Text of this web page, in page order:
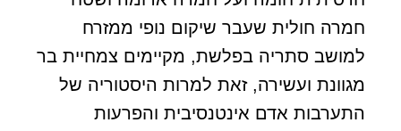
חמרה חולית שעבר שיקום נופי ממזרח
למושב סתריה בפלשת, מקיימים צמחיית בר
מגוונת ועשירה, זאת למרות היסטוריה של
התערבות אדם אינטנסיבית והפרעות